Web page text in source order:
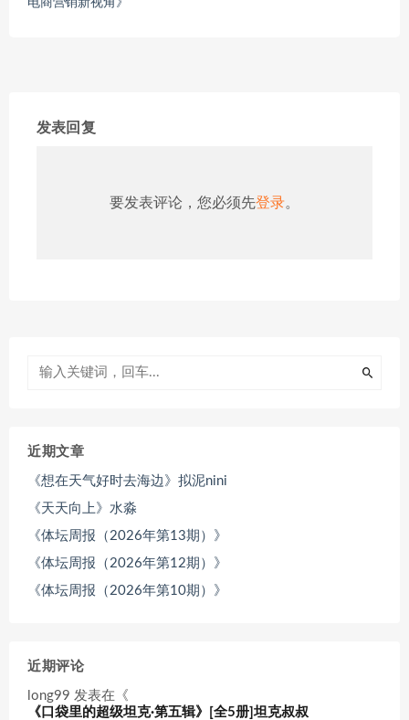
电商营销新视角》
发表回复
要发表评论，您必须先登录。
近期文章
《想在天气好时去海边》拟泥nini
《天天向上》水淼
《体坛周报（2026年第13期）》
《体坛周报（2026年第12期）》
《体坛周报（2026年第10期）》
近期评论
long99 发表在《
《口袋里的超级坦克·第五辑》[全5册]坦克叔叔